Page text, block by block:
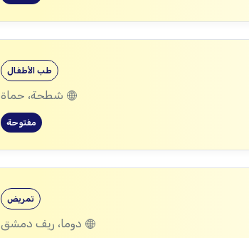
طب الأطفال
شطحة، حماة
مفتوحة
تمريض
دوما، ريف دمشق